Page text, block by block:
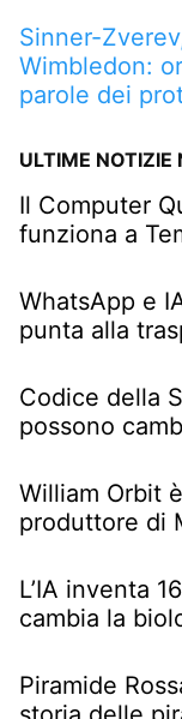
Sinner-
Wimbledon:
parole dei
ULTIME NOTIZIE
Il Computer
funziona a
WhatsApp e
punta alla
Codice della
possono
William Orbit
produttore di
L’IA inventa
cambia la
Piramide